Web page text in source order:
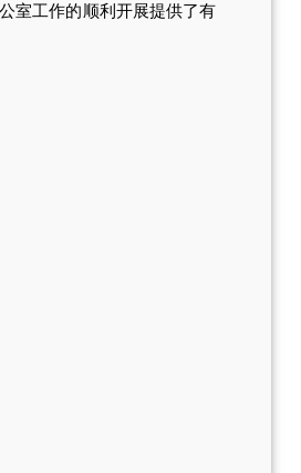
室工作的顺利开展提供了有